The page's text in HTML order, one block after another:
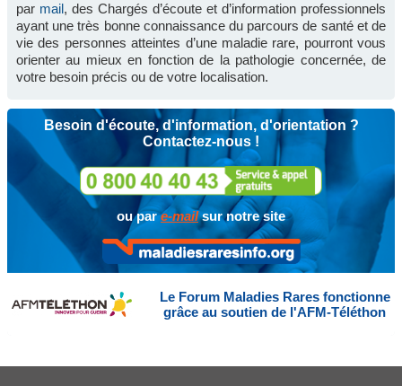
par mail, des Chargés d’écoute et d’information professionnels
ayant une très bonne connaissance du parcours de santé et de
vie des personnes atteintes d’une maladie rare, pourront vous
orienter au mieux en fonction de la pathologie concernée, de
votre besoin précis ou de votre localisation.
Besoin d'écoute, d'information, d'orientation ?
Contactez-nous !
ou pare-mailsur notre site
Le Forum Maladies Rares fonctionne
grâce au soutien de l'AFM-Téléthon